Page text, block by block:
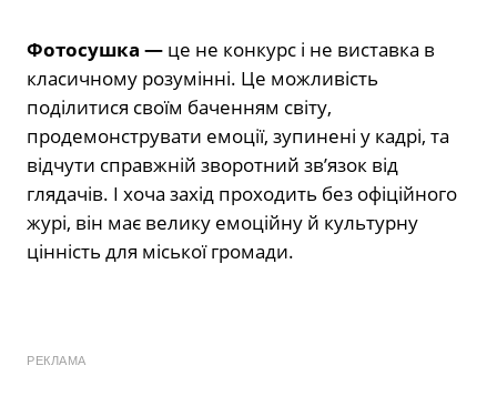
Фотосушка — це не конкурс і не виставка в
класичному розумінні. Це можливість
поділитися своїм баченням світу,
продемонструвати емоції, зупинені у кадрі, та
відчути справжній зворотний зв’язок від
глядачів. І хоча захід проходить без офіційного
журі, він має велику емоційну й культурну
цінність для міської громади.
РЕКЛАМА